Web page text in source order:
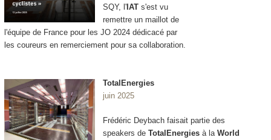
SQY, l'IATs'est vu
remettre un maillot de
l'équipe de France pour les JO 2024 dédicacé par
les coureurs en remerciement pour sa collaboration.
TotalEnergies
juin 2025
Frédéric Deybach faisait partie des
speakers de TotalEnergiesà la World